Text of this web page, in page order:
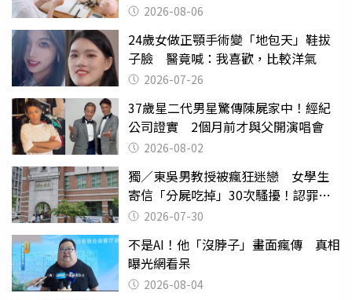
2026-08-06
24歲女做正顎手術變「地包天」鞋拔
子臉 醫竟喊：我喜歡，比較洋氣
2026-07-26
37歲星二代男星驚傳陳屍家中！經紀
公司證實 2個月前才與父開演唱會
2026-08-02
獨／東吳男教授被瘋狂迷戀 女學生
寄信「分屍吃掉」30次騷擾！認罪免
關 2026-07-30
不是AI！他「沒脖子」畫面瘋傳 真相
曝光網看呆
2026-08-04